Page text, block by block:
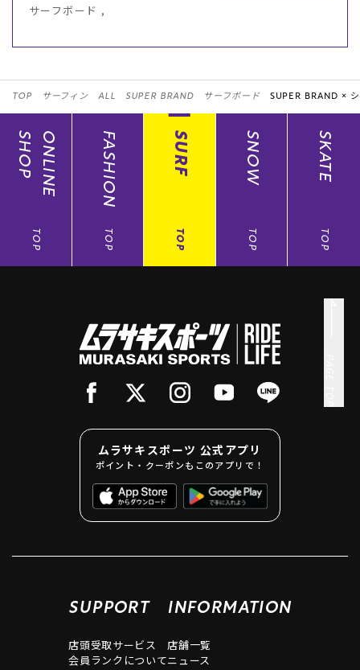
サーフボード ,
TOP サーフィン ALL SUPER BRAND サーフボード SUPER BRAND ×
ONLINE
SHOP
TOP
FASHION
TOP
SURF
TOP
SNOW
TOP
SKATE
TOP
ムラサキスポーツ 公式アプリ
ポイント・クーポンもこのアプリで！
SUPPORT
店頭受取サービス
会員ランクについて
INFORMATION
店舗一覧
ニュース